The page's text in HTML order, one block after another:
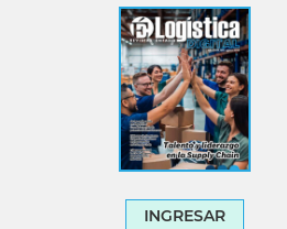
INGRESAR